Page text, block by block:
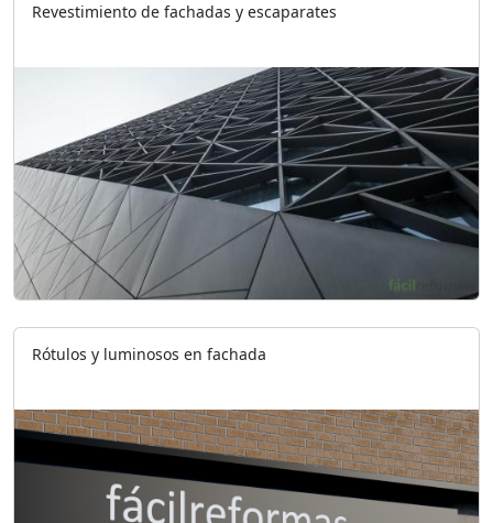
Revestimiento de fachadas y escaparates
Rótulos y luminosos en fachada